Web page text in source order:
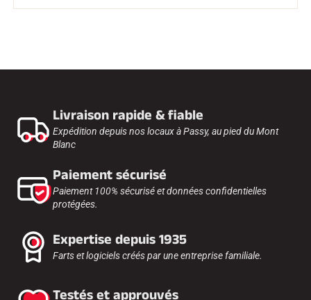
Livraison rapide & fiable
Expédition depuis nos locaux à Passy, au pied du Mont
Blanc
Paiement sécurisé
Paiement 100% sécurisé et données confidentielles
protégées.
Expertise depuis 1935
Farts et logiciels créés par une entreprise familiale.
Testés et approuvés